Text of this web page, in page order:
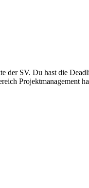
der SV. Du hast die
Projektmanagement